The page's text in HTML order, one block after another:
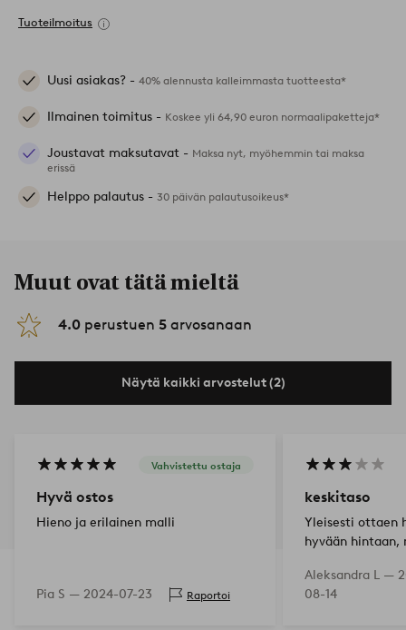
Tuoteilmoitus
Uusi asiakas? - 40% alennusta kalleimmasta tuotteesta*
Ilmainen toimitus - Koskee yli 64,90 euron normaalipaketteja*
Joustavat maksutavat - Maksa nyt, myöhemmin tai maksa
erissä
Helppo palautus - 30 päivän palautusoikeus*
Muut ovat tätä mieltä
4.0 perustuen 5 arvosanaan
Näytä kaikki arvostelut (2)
Vahvistettu ostaja
Hyvä ostos
Hieno ja erilainen malli
Pia S — 2024-07-23 Raportoi
keskitaso
Yleisesti ottaen
hyvään
johdon sisällä)
Aleksandra L —
08-14